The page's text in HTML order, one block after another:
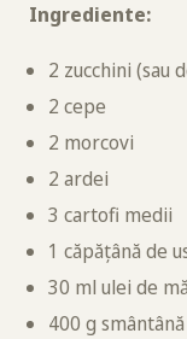
Ingrediente:
2 zucchini (sau
2 cepe
2 morcovi
2 ardei
3 cartofi medii
1 căpățână de
30 ml ulei de
400 g